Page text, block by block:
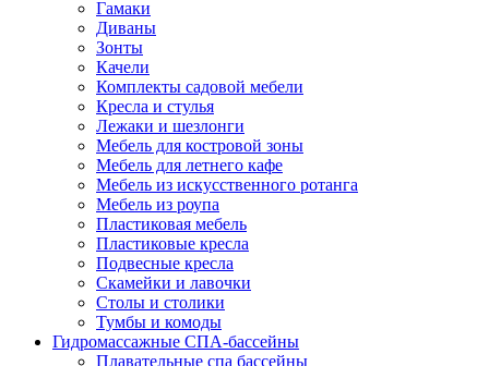
Гамаки
Диваны
Зонты
Качели
Комплекты садовой мебели
Кресла и стулья
Лежаки и шезлонги
Мебель для костровой зоны
Мебель для летнего кафе
Мебель из искусственного ротанга
Мебель из роупа
Пластиковая мебель
Пластиковые кресла
Подвесные кресла
Скамейки и лавочки
Столы и столики
Тумбы и комоды
Гидромассажные СПА-бассейны
Плавательные спа бассейны